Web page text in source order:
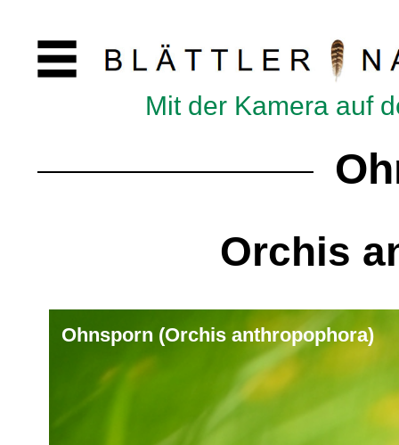
Mit der Kamera auf
Orchis
Ohnsporn (Orchis anthropophora)